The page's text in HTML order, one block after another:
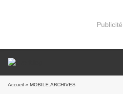
Publicité
Accueil » MOBILE.ARCHIVES